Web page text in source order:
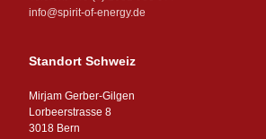
info@spirit-of-energy.de
Standort Schweiz
Mirjam Gerber-Gilgen
Lorbeerstrasse 8
3018 Bern